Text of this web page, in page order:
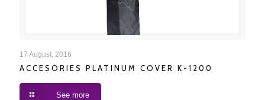
ACCESORIES PLATINUM COVER K-1200
17 August, 2016
ACCESORIES PLATINUM COVER K-1200
See more